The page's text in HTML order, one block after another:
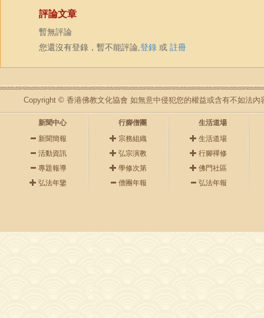
評論文章
暫無評論
您還沒有登錄，暫不能評論,登錄 或 註冊
Copyright © 香港佛教文化協會 如無意中侵犯您的權益或含有不如法內
新聞中心
新聞簡報
活動資訊
專題報導
弘法年鑒
行腳僧團
宗務組織
弘宗演教
學修次第
僧團年報
生活道場
生活道場
行腳禪修
佛門社區
弘法年報